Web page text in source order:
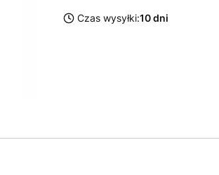
Czas wysyłki:10 dni